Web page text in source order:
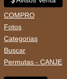
COMPRO
Fotos
Categorias
Buscar
Permutas - CANJE